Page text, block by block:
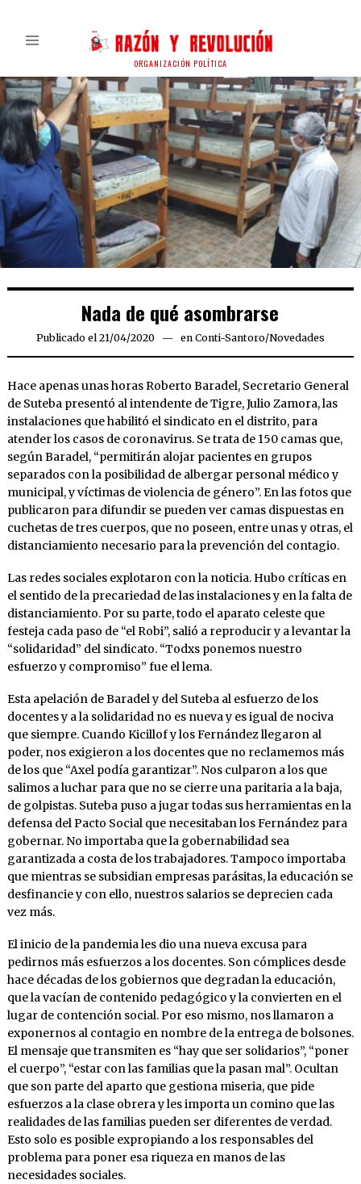
ORGANIZACIÓN POLÍTICA
Nada de qué asombrarse
Publicado el 21/04/202021/04/2020
en Conti-Santoro/Novedades
Hace apenas unas horas Roberto Baradel, Secretario General
de Suteba presentó al intendente de Tigre, Julio Zamora, las
instalaciones que habilitó el sindicato en el distrito, para
atender los casos de coronavirus. Se trata de 150 camas que,
según Baradel, “permitirán alojar pacientes en grupos
separados con la posibilidad de albergar personal médico y
municipal, y víctimas de violencia de género”. En las fotos que
publicaron para difundir se pueden ver camas dispuestas en
cuchetas de tres cuerpos, que no poseen, entre unas y otras, el
distanciamiento necesario para la prevención del contagio.
Las redes sociales explotaron con la noticia. Hubo críticas en
el sentido de la precariedad de las instalaciones y en la falta de
distanciamiento. Por su parte, todo el aparato celeste que
festeja cada paso de “el Robi”, salió a reproducir y a levantar la
“solidaridad” del sindicato. “Todxs ponemos nuestro
esfuerzo y compromiso” fue el lema.
Esta apelación de Baradel y del Suteba al esfuerzo de los
docentes y a la solidaridad no es nueva y es igual de nociva
que siempre. Cuando Kicillof y los Fernández llegaron al
poder, nos exigieron a los docentes que no reclamemos más
de los que “Axel podía garantizar”. Nos culparon a los que
salimos a luchar para que no se cierre una paritaria a la baja,
de golpistas. Suteba puso a jugar todas sus herramientas en la
defensa del Pacto Social que necesitaban los Fernández para
gobernar. No importaba que la gobernabilidad sea
garantizada a costa de los trabajadores. Tampoco importaba
que mientras se subsidian empresas parásitas, la educación se
desfinancie y con ello, nuestros salarios se deprecien cada
vez más.
El inicio de la pandemia les dio una nueva excusa para
pedirnos más esfuerzos a los docentes. Son cómplices desde
hace décadas de los gobiernos que degradan la educación,
que la vacían de contenido pedagógico y la convierten en el
lugar de contención social. Por eso mismo, nos llamaron a
exponernos al contagio en nombre de la entrega de bolsones.
El mensaje que transmiten es “hay que ser solidarios”, “poner
el cuerpo”, “estar con las familias que la pasan mal”. Ocultan
que son parte del aparto que gestiona miseria, que pide
esfuerzos a la clase obrera y les importa un comino que las
realidades de las familias pueden ser diferentes de verdad.
Esto solo es posible expropiando a los responsables del
problema para poner esa riqueza en manos de las
necesidades sociales.